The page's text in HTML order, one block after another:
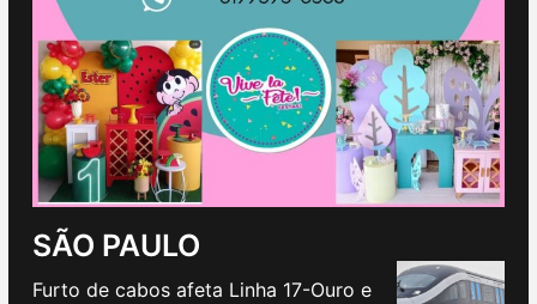
SÃO PAULO
Furto de cabos afeta Linha 17-Ouro e